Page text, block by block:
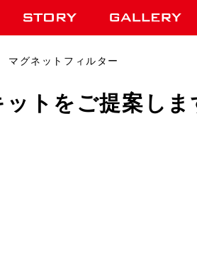
マグネットフィルター
ットをご提案しま